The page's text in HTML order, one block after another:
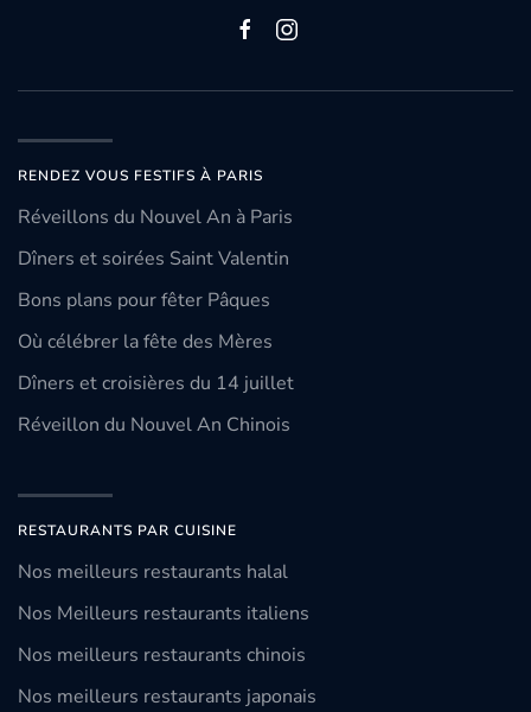
RENDEZ VOUS FESTIFS À PARIS
Réveillons du Nouvel An à Paris
Dîners et soirées Saint Valentin
Bons plans pour fêter Pâques
Où célébrer la fête des Mères
Dîners et croisières du 14 juillet
Réveillon du Nouvel An Chinois
RESTAURANTS PAR CUISINE
Nos meilleurs restaurants halal
Nos Meilleurs restaurants italiens
Nos meilleurs restaurants chinois
Nos meilleurs restaurants japonais